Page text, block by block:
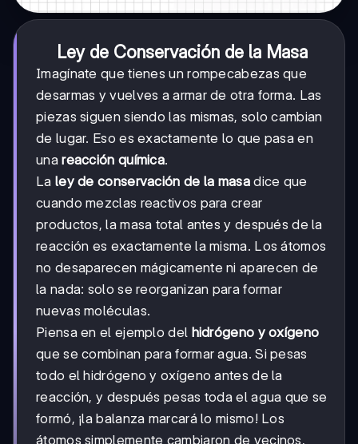
Ley de Conservación de la Masa
Imagínate que tienes un rompecabezas que
desarmas y vuelves a armar de otra forma. Las
piezas siguen siendo las mismas, solo cambian
de lugar. Eso es exactamente lo que pasa en
unareacción química.
La ley de conservación de la masadice que
cuando mezclas reactivos para crear
productos, la masa total antes y después de la
reacción es exactamente la misma. Los átomos
no desaparecen mágicamente ni aparecen de
la nada: solo se reorganizan para formar
nuevas moléculas.
Piensa en el ejemplo del hidrógeno y oxígeno
que se combinan para formar agua. Si pesas
todo el hidrógeno y oxígeno antes de la
reacción, y después pesas toda el agua que se
formó, ¡la balanza marcará lo mismo! Los
átomos simplemente cambiaron de vecinos,